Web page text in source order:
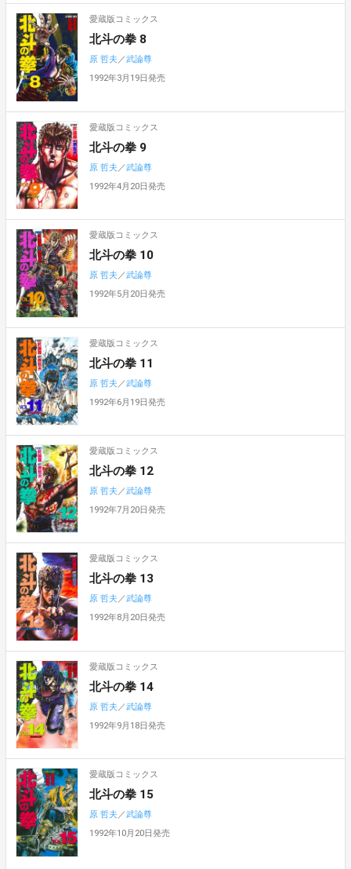
愛蔵版コミックス
北斗の拳 8
原 哲夫 ／武論尊
1992年3月19日発売
愛蔵版コミックス
北斗の拳 9
原 哲夫 ／武論尊
1992年4月20日発売
愛蔵版コミックス
北斗の拳 10
原 哲夫 ／武論尊
1992年5月20日発売
愛蔵版コミックス
北斗の拳 11
原 哲夫 ／武論尊
1992年6月19日発売
愛蔵版コミックス
北斗の拳 12
原 哲夫 ／武論尊
1992年7月20日発売
愛蔵版コミックス
北斗の拳 13
原 哲夫 ／武論尊
1992年8月20日発売
愛蔵版コミックス
北斗の拳 14
原 哲夫 ／武論尊
1992年9月18日発売
愛蔵版コミックス
北斗の拳 15
原 哲夫 ／武論尊
1992年10月20日発売